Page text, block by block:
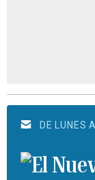
DE LUNES